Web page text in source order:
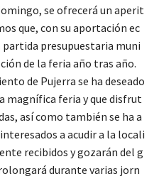
se ofrecerá un aperit
que, con su aportación ec
presupuestaria muni
de la feria año tras año.
de Pujerra se ha deseado
magnífica feria y que disfrut
así como también se ha a
a acudir a la locali
recibidos y gozarán del g
durante varias jorn